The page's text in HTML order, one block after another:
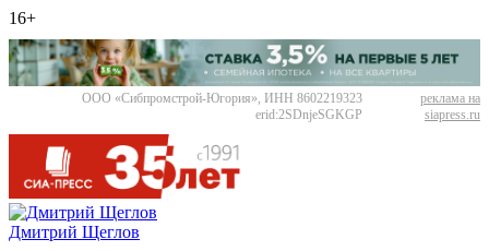
16+
ООО «Сибпромстрой-Югория», ИНН 8602219323
erid:2SDnjeSGKGP
реклама на
siapress.ru
Дмитрий Щеглов